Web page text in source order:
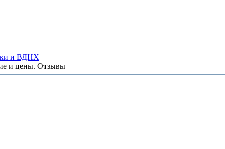
и ВДНХ
и цены. Отзывы